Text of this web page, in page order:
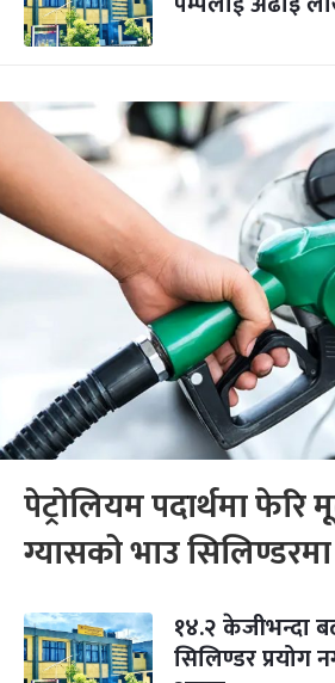
पेट्रोलियम पदार्थमा फेरि
ग्यासको भाउ
१४.२ केजीभन्दा
सिलिण्डर